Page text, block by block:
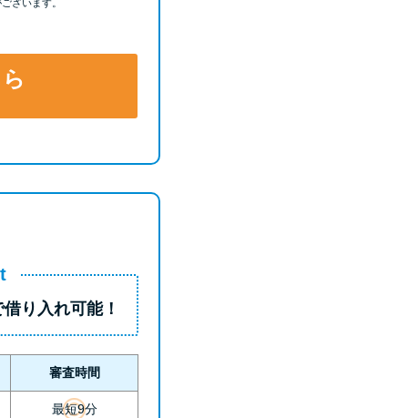
ざいます。
借り入れ可能！
審査時間
最短9分